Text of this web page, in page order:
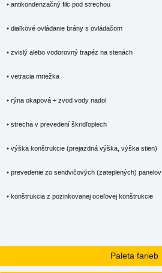
Paleta farieb
• antikondenzačný filc pod strechou
• diaľkové ovládanie brány s ovládačom
• zvislý alebo vodorovný trapéz na stenách
• vetracia mriežka
• rýna okapová + zvod vody nadol
• strecha v prevedení škridľoplech
• výška konštrukcie (prejazdná výška, výška stien)
• prevedenie zo sendvičových (zateplených) panelov
• konštrukcia z pozinkovanej oceľovej konštrukcie